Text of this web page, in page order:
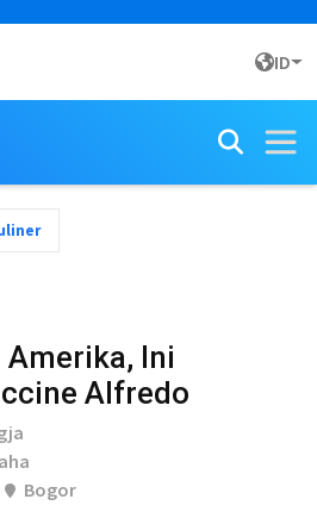
ID
Amerika, Ini
Alfredo
Bogor